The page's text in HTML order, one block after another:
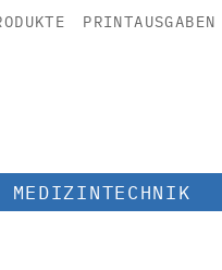
PRINTAUSGABEN
MEDIZINTECHNIK